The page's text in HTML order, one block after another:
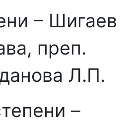
– Шигаев
преп.
Л.П.
–